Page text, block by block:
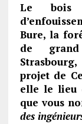
Le bois
Bure, la
de
projet de
elle le lieu
que vous
des